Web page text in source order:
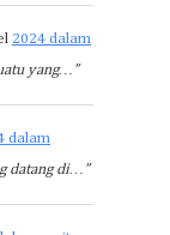
2024 dalam
yang…”
dalam
datang di…”